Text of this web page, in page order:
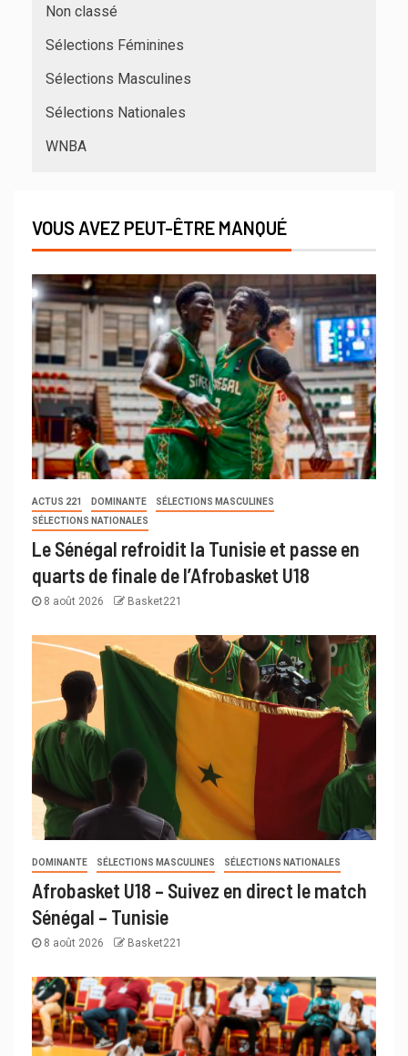
Non classé
Sélections Féminines
Sélections Masculines
Sélections Nationales
WNBA
VOUS AVEZ PEUT-ÊTRE MANQUÉ
ACTUS 221 DOMINANTE
SÉLECTIONS MASCULINES
SÉLECTIONS NATIONALES
Le Sénégal refroidit la Tunisie et passe en
quarts de finale de l’Afrobasket U18
8 août 2026 Basket221
DOMINANTE SÉLECTIONS MASCULINES SÉLECTIONS NATIONALES
Afrobasket U18 – Suivez en direct le match
Sénégal – Tunisie
8 août 2026 Basket221